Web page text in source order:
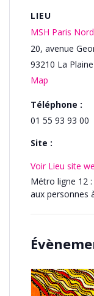
LIEU
MSH Paris Nord
20, avenue
93210 La
Map
Téléphone :
01 55 93 93 00
Site :
Voir Lieu site
Métro ligne 12
aux personnes